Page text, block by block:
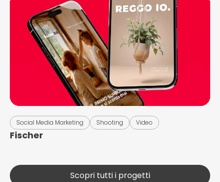
Social Media Marketing Shooting Video
Fischer
Scopri tutti i progetti